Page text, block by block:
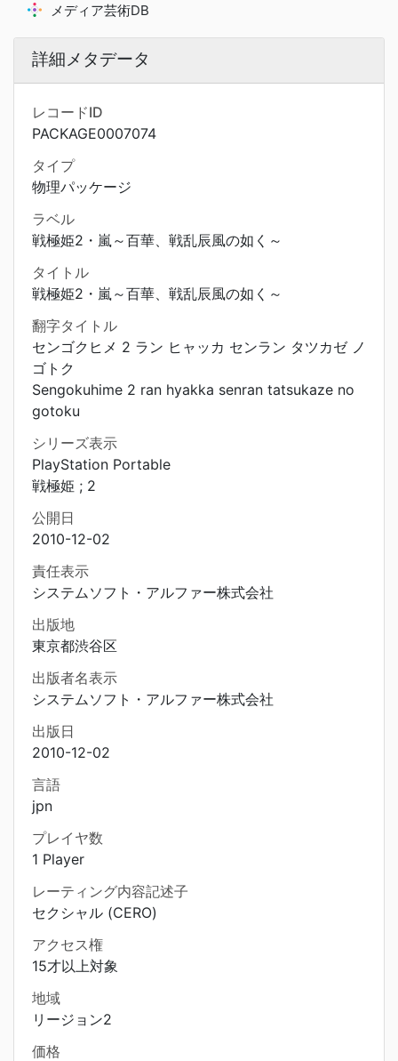
メディア芸術DB
詳細メタデータ
レコードID
PACKAGE0007074
タイプ
物理パッケージ
ラベル
戦極姫2・嵐～百華、戦乱辰風の如く～
タイトル
戦極姫2・嵐～百華、戦乱辰風の如く～
翻字タイトル
センゴクヒメ 2 ラン ヒャッカ センラン タツカゼ ノ
ゴトク
Sengokuhime 2 ran hyakka senran tatsukaze no
gotoku
シリーズ表示
PlayStation Portable
戦極姫 ; 2
公開日
2010-12-02
責任表示
システムソフト・アルファー株式会社
出版地
東京都渋谷区
出版者名表示
システムソフト・アルファー株式会社
出版日
2010-12-02
言語
jpn
プレイヤ数
1 Player
レーティング内容記述子
セクシャル (CERO)
アクセス権
15才以上対象
地域
リージョン2
価格